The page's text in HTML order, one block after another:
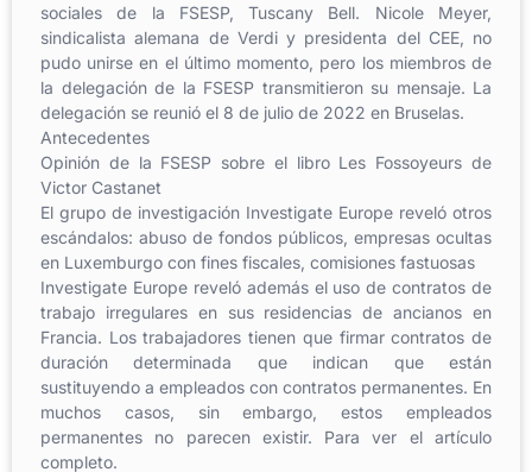
sociales de la FSESP, Tuscany Bell. Nicole Meyer,
sindicalista alemana de Verdi y presidenta del CEE, no
pudo unirse en el último momento, pero los miembros de
la delegación de la FSESP transmitieron su mensaje. La
delegación se reunió el 8 de julio de 2022 en Bruselas.
Antecedentes
Opinión de la FSESP sobre el libro Les Fossoyeurs de
Victor Castanet
El grupo de investigación Investigate Europe reveló otros
escándalos: abuso de fondos públicos, empresas ocultas
en Luxemburgo con fines fiscales, comisiones fastuosas
Investigate Europe reveló además el uso de contratos de
trabajo irregulares en sus residencias de ancianos en
Francia. Los trabajadores tienen que firmar contratos de
duración determinada que indican que están
sustituyendo a empleados con contratos permanentes. En
muchos casos, sin embargo, estos empleados
permanentes no parecen existir. Para ver el artículo
completo.